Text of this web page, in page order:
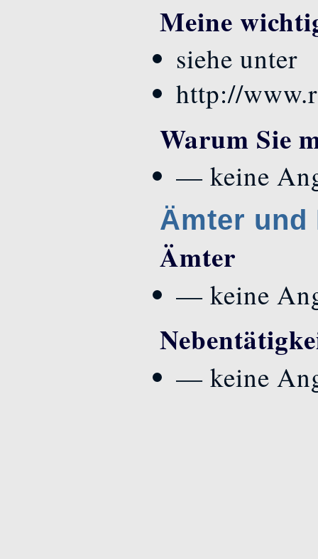
Meine
siehe unter
http://
Warum Sie
— keine
Ämter und
Ämter
— keine
— keine